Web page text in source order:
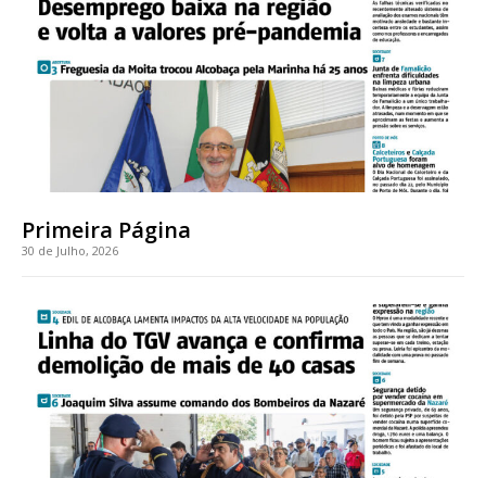
Faça-se assinante do Região de Cister e ajude-nos a manter este serviço
público!
Sendo assinante terá acesso a todos os conteúdos exclusivos e versões
digitais.
Escolha o plano de assinatura desejado:
32€
12 meses
Edição em papel entregue à Quinta-feira em sua
Primeira Página
30 de Julho, 2026